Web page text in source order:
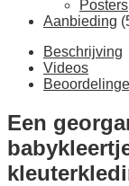
Posters
Aanbieding
Beschrijving
Videos
Een